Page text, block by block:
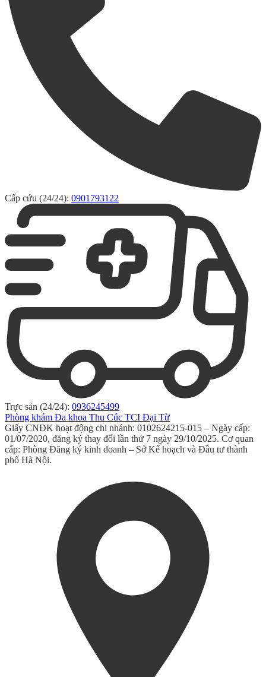
Cấp cứu (24/24): 0901793122
Trực sản (24/24): 0936245499
Phòng khám Đa khoa Thu Cúc TCI Đại Từ
Giấy CNĐK hoạt động chi nhánh: 0102624215-015 – Ngày cấp:
01/07/2020, đăng ký thay đổi lần thứ 7 ngày 29/10/2025. Cơ quan
cấp: Phòng Đăng ký kinh doanh – Sở Kế hoạch và Đầu tư thành
phố Hà Nội.